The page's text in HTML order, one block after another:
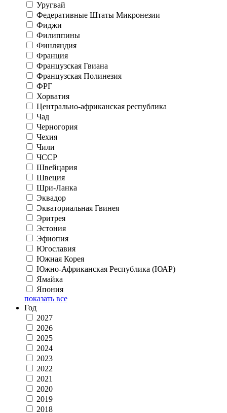
Уругвай
Федеративные Штаты Микронезии
Фиджи
Филиппины
Финляндия
Франция
Французская Гвиана
Французская Полинезия
ФРГ
Хорватия
Центрально-африканская республика
Чад
Черногория
Чехия
Чили
ЧССР
Швейцария
Швеция
Шри-Ланка
Эквадор
Экваториальная Гвинея
Эритрея
Эстония
Эфиопия
Югославия
Южная Корея
Южно-Африканская Республика (ЮАР)
Ямайка
Япония
показать все
Год
2027
2026
2025
2024
2023
2022
2021
2020
2019
2018